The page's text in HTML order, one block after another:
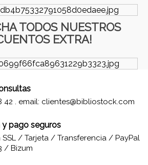
TODOS NUESTROS
EXTRA!
42 . email: clientes@bibliostock.com
y pago seguros
/ Tarjeta / Transferencia / PayPal
/ Bizum